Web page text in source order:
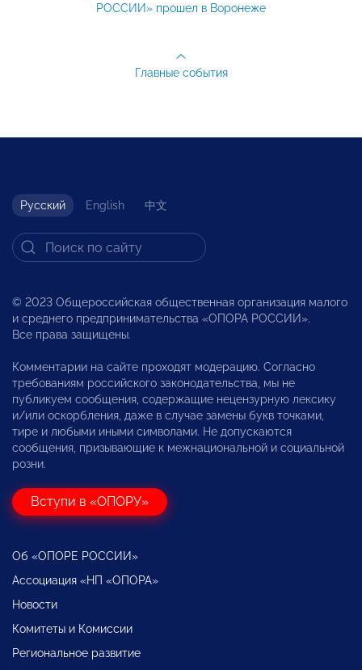
РОССИИ» прошел в Воронеже
Главные события
Русский English 中文
© 2023 Общероссийская общественная организация малого
и среднего предпринимательства «ОПОРА РОССИИ».
Все права защищены.
Комментарии на сайте проходят модерацию. Согласно
требованиям российского законодательства, мы не
публикуем сообщения, содержащие нецензурную лексику
и/или оскорбления, даже в случае замены букв точками,
тире и любыми иными символами. Не допускаются
сообщения, призывающие к межнациональной и социальной
розни.
Вступи в «ОПОРУ»
Об «ОПОРЕ РОССИИ»
Ассоциация «НП «ОПОРА»
Новости
Комитеты и Комиссии
Региональное развитие